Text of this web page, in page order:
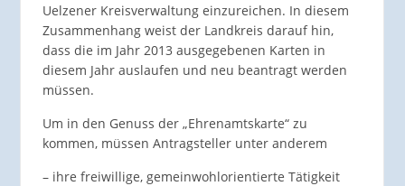
Uelzener Kreisverwaltung einzureichen. In diesem
Zusammenhang weist der Landkreis darauf hin,
dass die im Jahr 2013 ausgegebenen Karten in
diesem Jahr auslaufen und neu beantragt werden
müssen.
Um in den Genuss der „Ehrenamtskarte“ zu
kommen, müssen Antragsteller unter anderem
– ihre freiwillige, gemeinwohlorientierte Tätigkeit